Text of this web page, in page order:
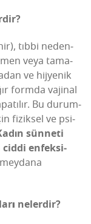
tıb­bi neden­
veya tama­
ve hij­ye­nik
form­da vaji­nal
Bu durum­
fizik­sel ve psi­
sün­ne­ti
cid­di enfek­si­
nelerdir?